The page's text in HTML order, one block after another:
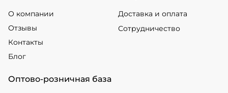
О компании
Отзывы
Контакты
Блог
Доставка и оплата
Сотрудничество
Оптово-розничная база